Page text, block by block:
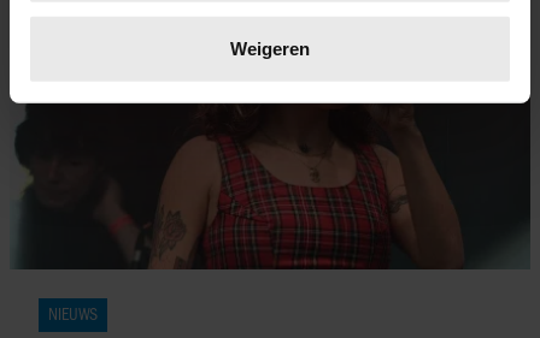
verwerkt en stel uw voorkeuren in het
intrekken in de Cookieverklaring.
We gebruiken cookies om content en advertenties te
personaliseren, om functies voor social media te bieden
en om ons websiteverkeer te analyseren. Ook delen we
informatie over uw gebruik van onze site met onze
partners voor social media, adverteren en analyse. Deze
partners kunnen deze gegevens combineren met andere
informatie die u aan ze heeft verstrekt of die ze hebben
Weigeren
NIEUWS